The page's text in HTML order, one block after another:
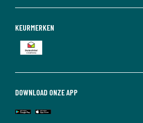
DOWNLOAD ONZE APP
KEURMERKEN